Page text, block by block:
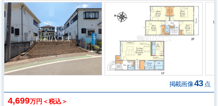
掲載画像43 点
4,699万円＜税込＞